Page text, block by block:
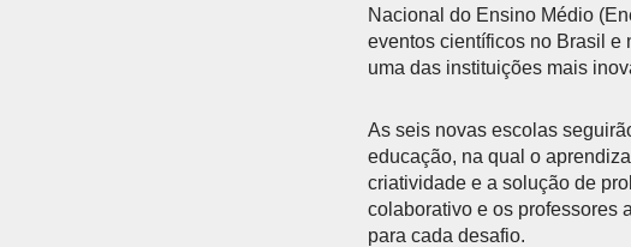
Nacional do Ensino Médio
eventos científicos no Brasil e
uma das instituições mais
As seis novas escolas
educação, na qual o
criatividade e a solução de
colaborativo e os professores
para cada desafio.